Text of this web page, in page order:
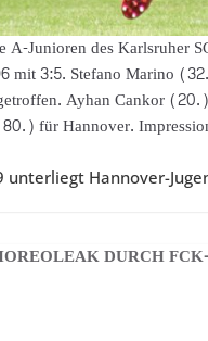
Junioren des Karlsruher
mit 3:5. Stefano Marino
Ayhan Cankor
für Hannover.
unterliegt Hannover-
DURCH